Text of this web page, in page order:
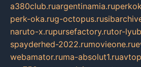
a380club.ruargentinamia.ru
perk-oka.rug-octopus.ru
naruto-x.rupursefactory.rutor-
spayderhed-2022.rumovieone.ru
webamator.ruma-absolut1.ru